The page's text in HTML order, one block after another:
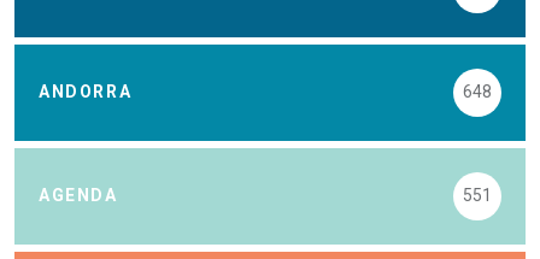
ANDORRA 648
AGENDA 551